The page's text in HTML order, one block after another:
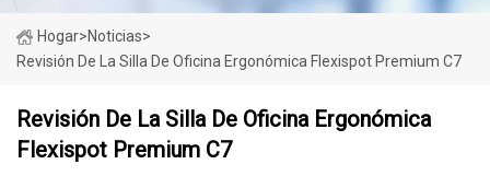
Hogar>Noticias>
Revisión De La Silla De Oficina Ergonómica Flexispot Premium C7
Revisión De La Silla De Oficina Ergonómica
Flexispot Premium C7